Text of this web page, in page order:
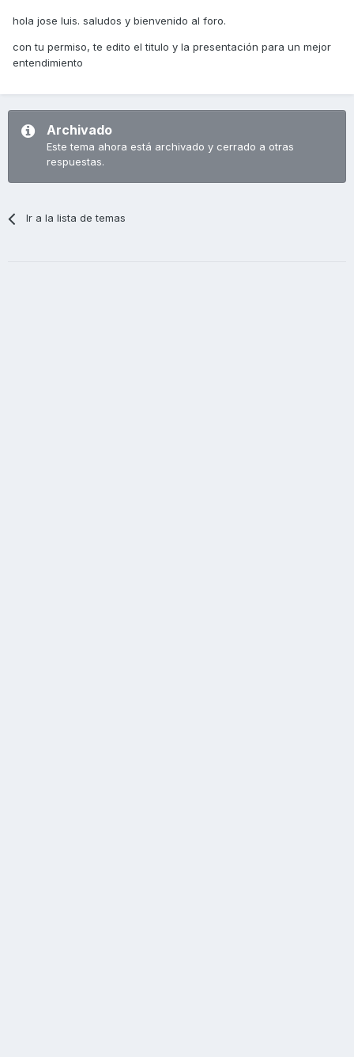
hola jose luis. saludos y bienvenido al foro.
con tu permiso, te edito el titulo y la presentación para un mejor
entendimiento
Archivado
Este tema ahora está archivado y cerrado a otras
respuestas.
Ir a la lista de temas